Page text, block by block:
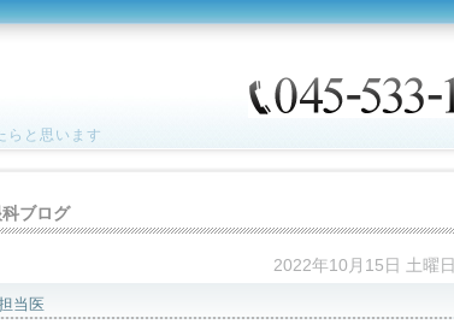
らと思います
ブログ
2022年10月15日 土曜日
当医